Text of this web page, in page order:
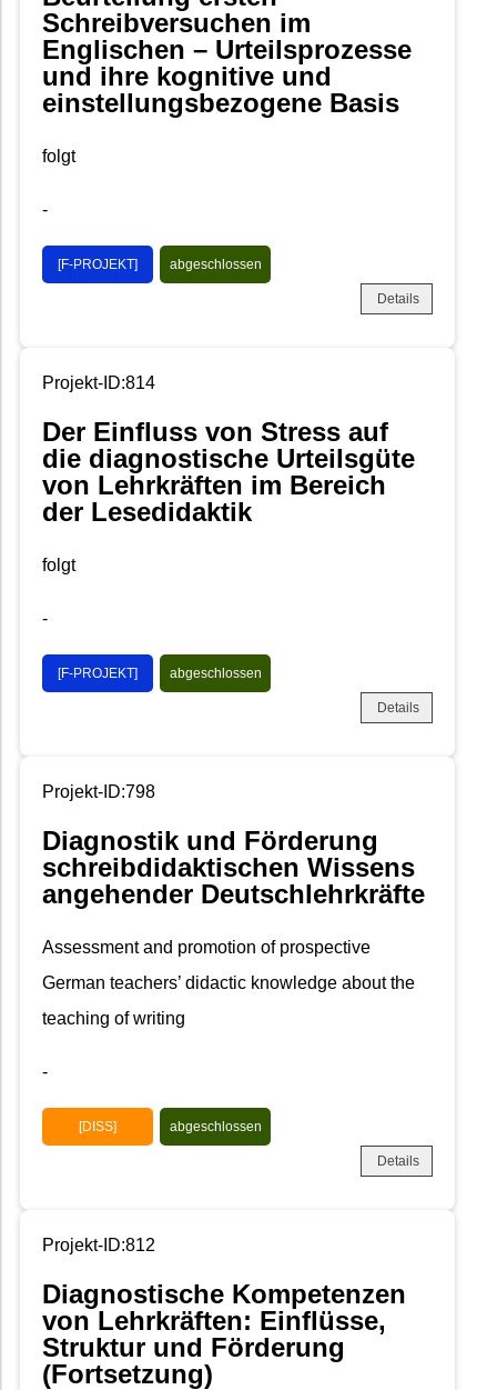
Schreibversuchen im
Englischen – Urteilsprozesse
und ihre kognitive und
einstellungsbezogene Basis
folgt
-
[F-PROJEKT] abgeschlossen
Details
Projekt-ID:814
Der Einfluss von Stress auf
die diagnostische Urteilsgüte
von Lehrkräften im Bereich
der Lesedidaktik
folgt
-
[F-PROJEKT] abgeschlossen
Details
Projekt-ID:798
Diagnostik und Förderung
schreibdidaktischen Wissens
angehender Deutschlehrkräfte
Assessment and promotion of prospective
German teachers’ didactic knowledge about the
teaching of writing
-
[DISS] abgeschlossen
Details
Projekt-ID:812
Diagnostische Kompetenzen
von Lehrkräften: Einflüsse,
Struktur und Förderung
(Fortsetzung)